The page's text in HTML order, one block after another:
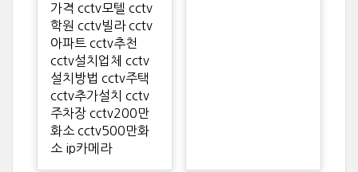
가격 cctv모텔 cctv
학원 cctv빌라 cctv
아파트 cctv추천
cctv설치업체 cctv
설치방법 cctv주택
cctv추가설치 cctv
주차장 cctv200만
화소 cctv500만화
소 ip카메라